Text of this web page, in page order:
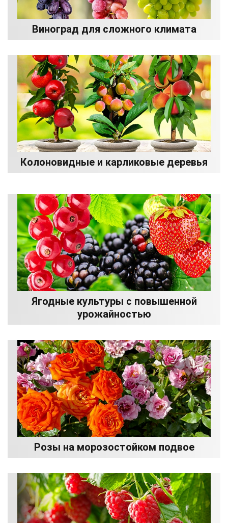
Виноград для сложного климата
Колоновидные и карликовые деревья
Ягодные культуры с повышенной
урожайностью
Розы на морозостойком подвое